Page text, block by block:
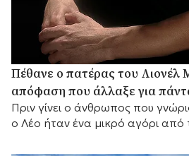
Πέθανε ο πατέρας του Λιονέλ
απόφαση που άλλαξε για
Πριν γίνει ο άνθρωπος που
ο Λέο ήταν ένα μικρό αγόρι από